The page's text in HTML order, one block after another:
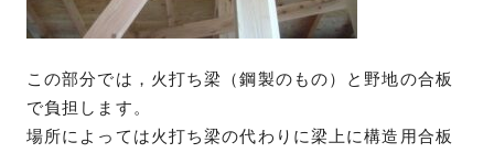
この部分では，火打ち梁（鋼製のもの）と野地の合板
で負担します。
場所によっては火打ち梁の代わりに梁上に構造用合板